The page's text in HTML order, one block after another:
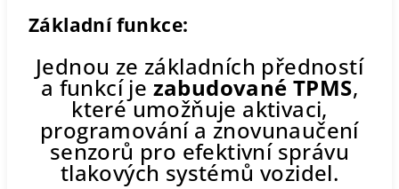
Základní funkce:
Jednou ze základních předností
a funkcí je zabudované TPMS,
které umožňuje aktivaci,
programování a znovunaučení
senzorů pro efektivní správu
tlakových systémů vozidel.